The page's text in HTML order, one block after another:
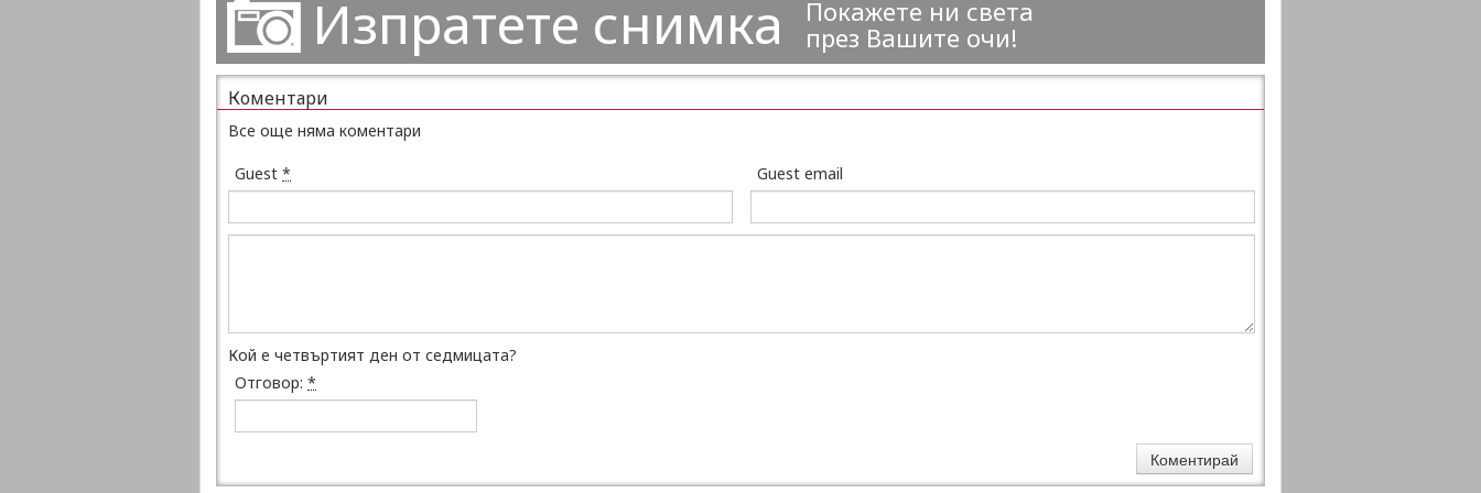
Изпратете снимка
Покажете ни света
през Вашите очи!
Коментари
Все още няма коментари
Guest * Guest email
Кой е четвъртият ден от седмицата?
Отговор: *